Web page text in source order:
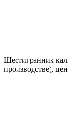
Шестигранник
производстве),